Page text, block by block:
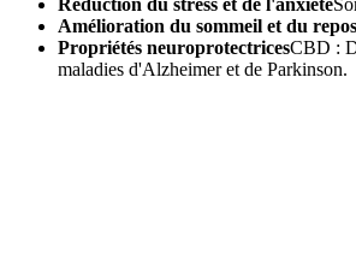
Réduction du stress et de l'anxiété
Amélioration du sommeil et du repos
Propriétés neuroprotectricesCBD :
maladies d'Alzheimer et de Parkinson.